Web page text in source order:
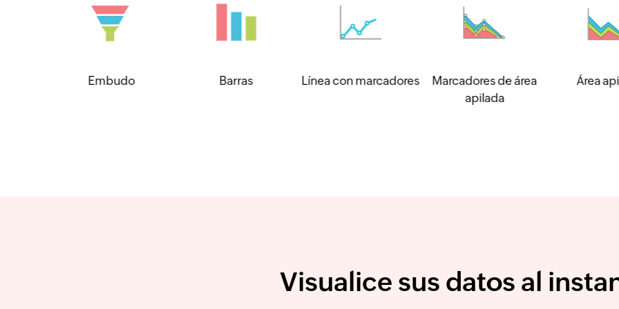
Embudo Barras Línea con marcadores
Marcadores de área
apilada
Área apilada
Visualice sus datos al